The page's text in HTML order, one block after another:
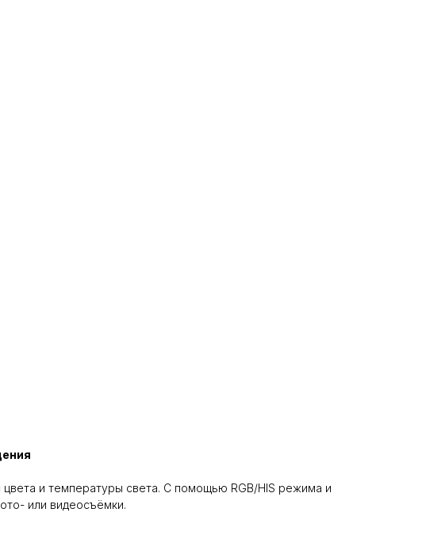
и температуры света. С помощью RGB/HIS режима и
или видеосъёмки.